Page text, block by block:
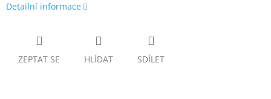
Detailní informace
ZEPTAT SE HLÍDAT SDÍLET